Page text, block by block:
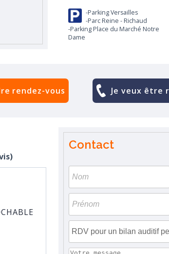
-Parking Versailles
-Parc Reine - Richaud
-Parking Place du Marché Notre
Dame
rendez-vous Je veux être
Contact
SAMI
le 17-07-
ÉQUIPE FORMIDABLE
Note: